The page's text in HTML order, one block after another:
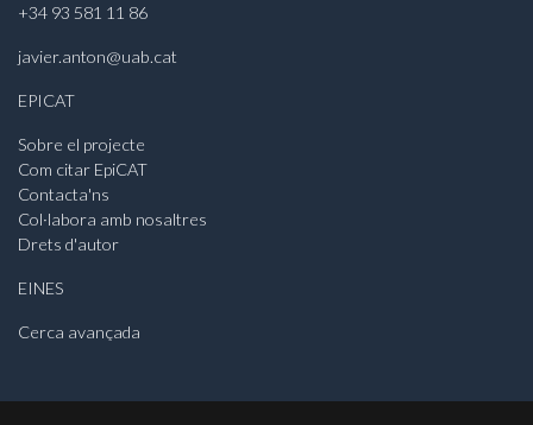
+34 93 581 11 86
javier.anton@uab.cat
EPICAT
Sobre el projecte
Com citar EpiCAT
Contacta'ns
Col·labora amb nosaltres
Drets d'autor
EINES
Cerca avançada